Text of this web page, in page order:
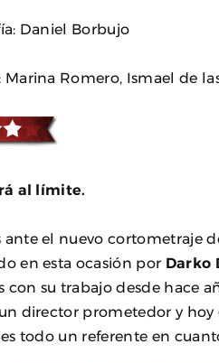
Daniel Borbujo
Marina Romero, Ismael de
al límite.
ante el nuevo cortometraje
en esta ocasión por Darko
con su trabajo desde hace
director prometedor y
todo un referente en